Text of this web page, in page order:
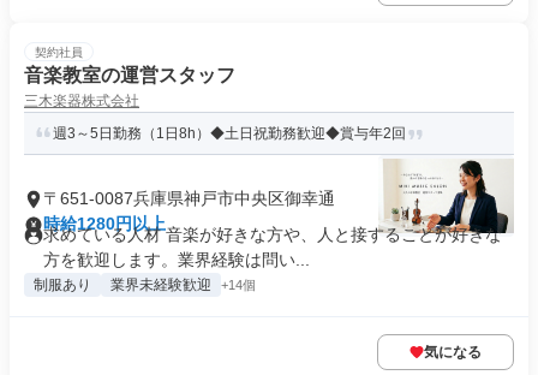
契約社員
音楽教室の運営スタッフ
三木楽器株式会社
週3～5日勤務（1日8h）◆土日祝勤務歓迎◆賞与年2回
〒651-0087兵庫県神戸市中央区御幸通
時給1280円以上
求めている人材 音楽が好きな方や、人と接することが好きな
方を歓迎します。業界経験は問い...
制服あり 業界未経験歓迎 +14個
気になる